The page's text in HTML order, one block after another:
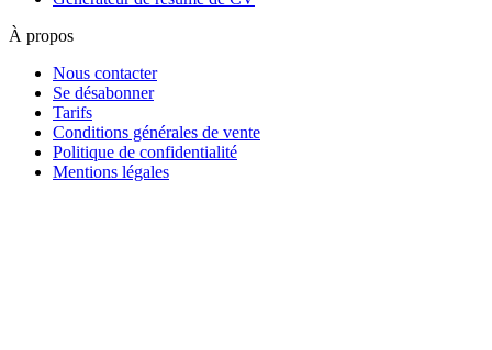
À propos
Nous contacter
Se désabonner
Tarifs
Conditions générales de vente
Politique de confidentialité
Mentions légales